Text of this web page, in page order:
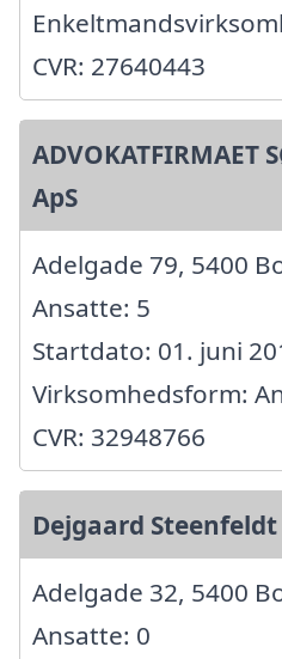
CVR: 27640443
ADVOKATFIRMAET
ApS
Adelgade 79, 5400
Ansatte: 5
Startdato: 01. juni
Virksomhedsform:
CVR: 32948766
Dejgaard
Adelgade 32, 5400
Ansatte: 0